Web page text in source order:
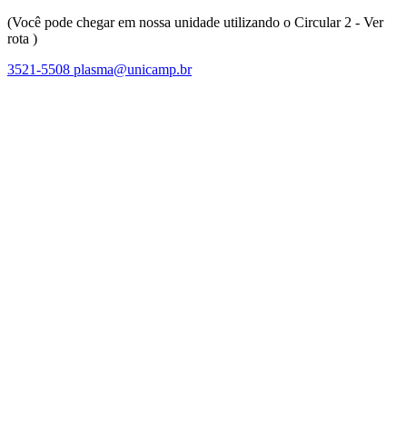
(Você pode chegar em nossa unidade utilizando o Circular 2 - Ver
rota )
3521-5508 plasma@unicamp.br